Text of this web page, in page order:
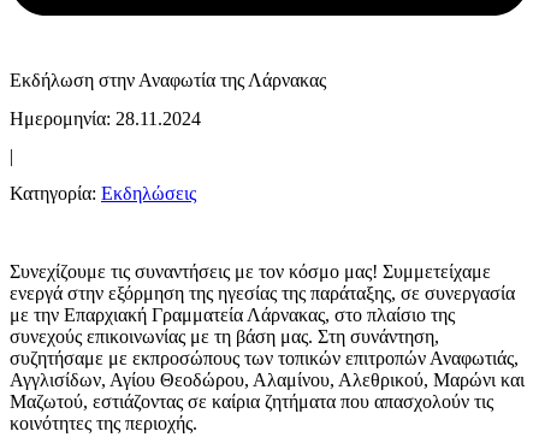
Εκδήλωση στην Αναφωτία της Λάρνακας
Ημερομηνία: 28.11.2024
|
Κατηγορία: Εκδηλώσεις
Συνεχίζουμε τις συναντήσεις με τον κόσμο μας! Συμμετείχαμε
ενεργά στην εξόρμηση της ηγεσίας της παράταξης, σε συνεργασία
με την Επαρχιακή Γραμματεία Λάρνακας, στο πλαίσιο της
συνεχούς επικοινωνίας με τη βάση μας. Στη συνάντηση,
συζητήσαμε με εκπροσώπους των τοπικών επιτροπών Αναφωτιάς,
Αγγλισίδων, Αγίου Θεοδώρου, Αλαμίνου, Αλεθρικού, Μαρώνι και
Μαζωτού, εστιάζοντας σε καίρια ζητήματα που απασχολούν τις
κοινότητες της περιοχής.